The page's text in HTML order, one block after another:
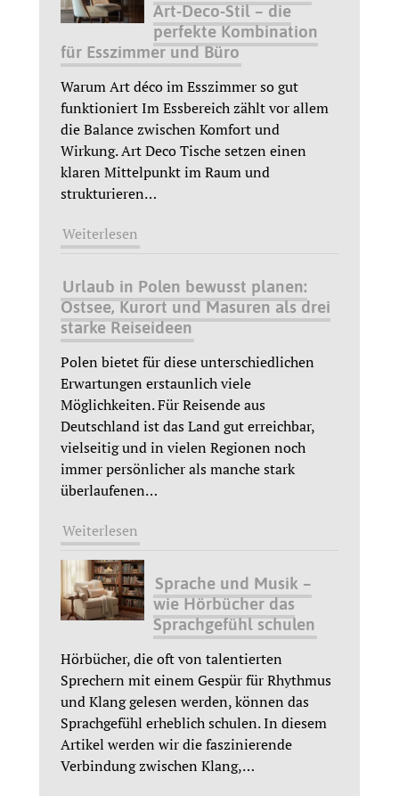
Art-Deco-Stil – die
perfekte Kombination
für Esszimmer und Büro
Warum Art déco im Esszimmer so gut
funktioniert Im Essbereich zählt vor allem
die Balance zwischen Komfort und
Wirkung. Art Deco Tische setzen einen
klaren Mittelpunkt im Raum und
strukturieren…
Weiterlesen
Urlaub in Polen bewusst planen:
Ostsee, Kurort und Masuren als drei
starke Reiseideen
Polen bietet für diese unterschiedlichen
Erwartungen erstaunlich viele
Möglichkeiten. Für Reisende aus
Deutschland ist das Land gut erreichbar,
vielseitig und in vielen Regionen noch
immer persönlicher als manche stark
überlaufenen…
Weiterlesen
Sprache und Musik –
wie Hörbücher das
Sprachgefühl schulen
Hörbücher, die oft von talentierten
Sprechern mit einem Gespür für Rhythmus
und Klang gelesen werden, können das
Sprachgefühl erheblich schulen. In diesem
Artikel werden wir die faszinierende
Verbindung zwischen Klang,…